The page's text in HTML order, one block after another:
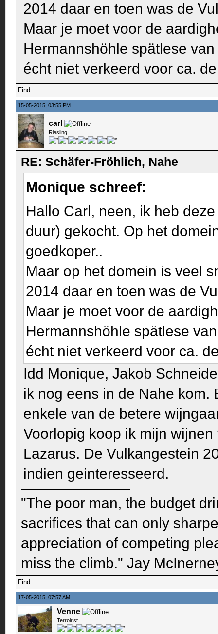
2014 daar en toen was de
Maar je moet voor de
Hermannshöhle spätlese
écht niet verkeerd voor ca.
Find
15-05-2015, 03:55 PM
carl
Riesling
RE: Schäfer-Fröhlich, Nahe
Monique schreef:
Hallo Carl, neen, ik heb
duur) gekocht. Op het
goedkoper..
Maar op het domein is veel
2014 daar en toen was de
Maar je moet voor de
Hermannshöhle spätlese
écht niet verkeerd voor ca.
Idd Monique, Jakob
ik nog eens in de Nahe
enkele van de betere
Voorlopig koop ik mijn
Lazarus. De Vulkangestein
indien geinteresseerd.
"The poor man, the budget
sacrifices that can only
appreciation of competing
miss the climb." Jay
Find
17-05-2015, 07:57 AM
Venne
Terroirist